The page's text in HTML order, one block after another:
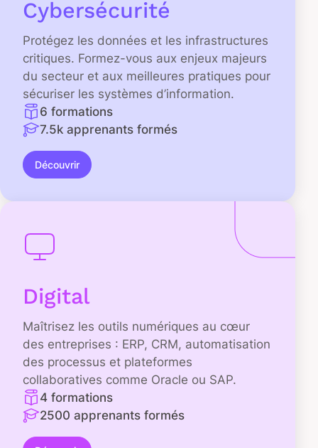
Cybersécurité
Protégez les données et les infrastructures
critiques. Formez-vous aux enjeux majeurs
du secteur et aux meilleures pratiques pour
sécuriser les systèmes d’information.
6 formations
7.5k apprenants formés
Découvrir
Digital
Maîtrisez les outils numériques au cœur
des entreprises : ERP, CRM, automatisation
des processus et plateformes
collaboratives comme Oracle ou SAP.
4 formations
2500 apprenants formés